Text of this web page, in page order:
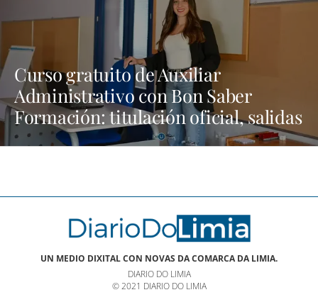
Curso gratuito de Auxiliar
Administrativo con Bon Saber
Formación: titulación oficial, salidas
laborales y transporte gratis |
UN MEDIO DIXITAL CON NOVAS DA COMARCA DA LIMIA.
DIARIO DO LIMIA
© 2021 DIARIO DO LIMIA